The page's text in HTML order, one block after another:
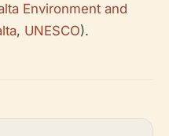
Environment and
, UNESCO).